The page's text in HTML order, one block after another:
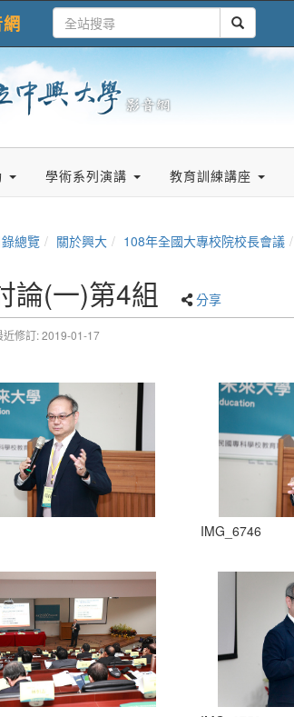
學術系列演講 教育訓練講座
錄總覽 關於興大 108年全國大專校院校長會議
論(一)第4組 分享
近修訂: 2019-01-17
IMG_6746